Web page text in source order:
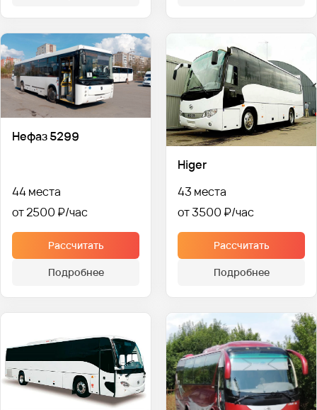
Нефаз 5299
44 места
от 2500 ₽
Рассчитать
Подробнее
Higer
43 места
от 3500 ₽
Рассчитать
Подробнее